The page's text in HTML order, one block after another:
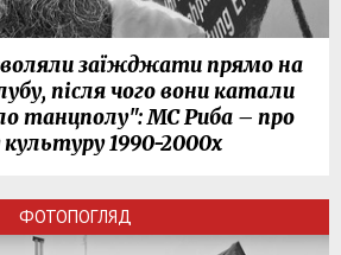
заїжджати прямо на
після чого вони катали
танцполу": МС Риба – про
1990-2000х
ФОТОПОГЛЯД